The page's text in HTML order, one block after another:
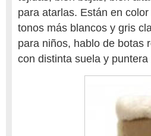
para atarlas. Están en
tonos más blancos y gris
para niños, hablo de botas
con distinta suela y puntera